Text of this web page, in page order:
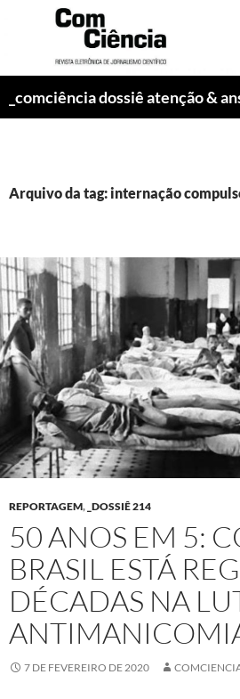
_comciência dossiê atenção &
Arquivo da tag: internação
REPORTAGEM, _DOSSIÊ 214
50 ANOS EM 5:
BRASIL ESTÁ
DÉCADAS NA
7 DE FEVEREIRO DE 2020